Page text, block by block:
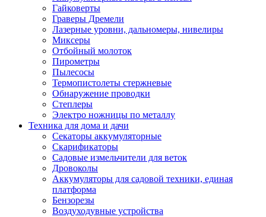
Гайковерты
Граверы Дремели
Лазерные уровни, дальномеры, нивелиры
Миксеры
Отбойный молоток
Пирометры
Пылесосы
Термопистолеты стержневые
Обнаружение проводки
Степлеры
Электро ножницы по металлу
Техника для дома и дачи
Секаторы аккумуляторные
Скарификаторы
Садовые измельчители для веток
Дровоколы
Аккумуляторы для садовой техники, единая
платформа
Бензорезы
Воздуходувные устройства